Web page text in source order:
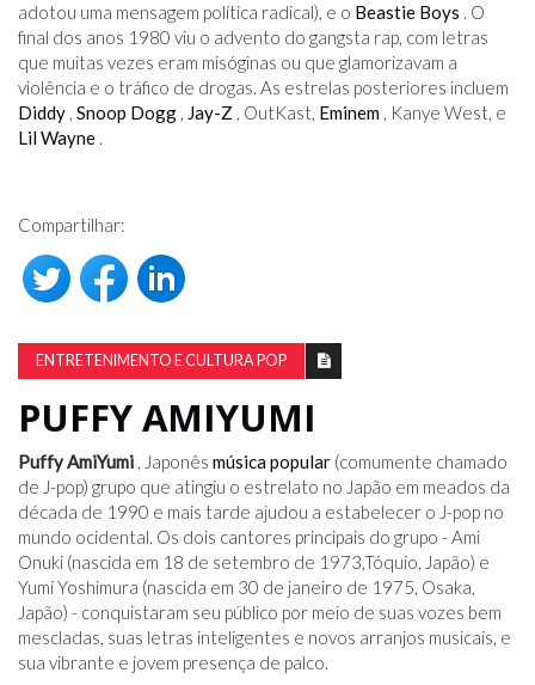
adotou uma mensagem política radical), e o Beastie Boys . O
final dos anos 1980 viu o advento do gangsta rap, com letras
que muitas vezes eram misóginas ou que glamorizavam a
violência e o tráfico de drogas. As estrelas posteriores incluem
Diddy , Snoop Dogg , Jay-Z , OutKast, Eminem , Kanye West, e
Lil Wayne .
Compartilhar:
ENTRETENIMENTO E CULTURA POP
PUFFY AMIYUMI
Puffy AmiYumi , Japonês música popular (comumente chamado
de J-pop) grupo que atingiu o estrelato no Japão em meados da
década de 1990 e mais tarde ajudou a estabelecer o J-pop no
mundo ocidental. Os dois cantores principais do grupo - Ami
Onuki (nascida em 18 de setembro de 1973,Tóquio, Japão) e
Yumi Yoshimura (nascida em 30 de janeiro de 1975, Osaka,
Japão) - conquistaram seu público por meio de suas vozes bem
mescladas, suas letras inteligentes e novos arranjos musicais, e
sua vibrante e jovem presença de palco.